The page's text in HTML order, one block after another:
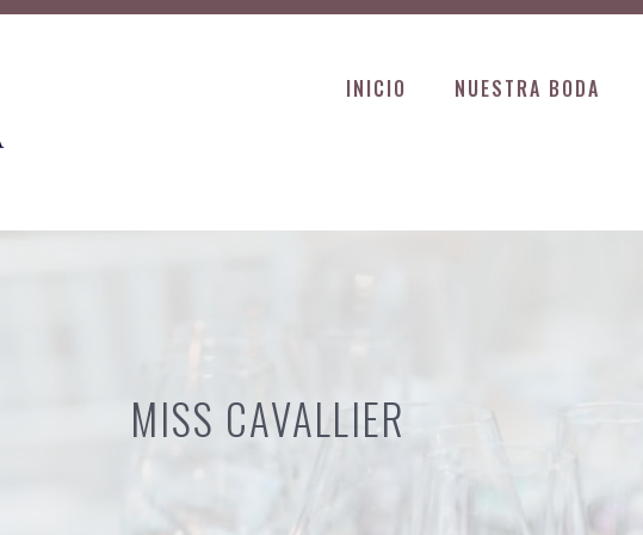
INICIO NUESTRA BODA
MISS CAVALLIER